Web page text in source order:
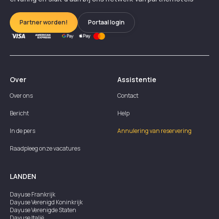
Partner worden! Portaal login
Over
Over ons
Bericht
In de pers
Raadpleeg onze vacatures
Assistentie
Contact
Help
Annulering van reservering
LANDEN
DayuseFrankrijk
DayuseVerenigd Koninkrijk
DayuseVerenigde Staten